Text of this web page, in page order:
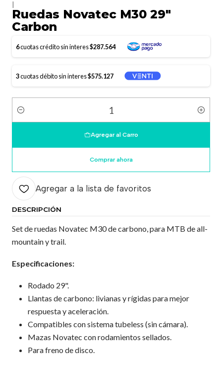
Ruedas Novatec M30 29"
Carbon
6cuotas crédito sin interes$287.564
3cuotas débito sin interes$575.127
Cantidad
Agregar al Carro
Comprar ahora
Agregar a la lista de favoritos
DESCRIPCIÓN
Set de ruedas Novatec M30 de carbono, para MTB de all-
mountain y trail.
Especificaciones:
Rodado 29".
Llantas de carbono: livianas y rígidas para mejor
respuesta y aceleración.
Compatibles con sistema tubeless (sin cámara).
Mazas Novatec con rodamientos sellados.
Para freno de disco.